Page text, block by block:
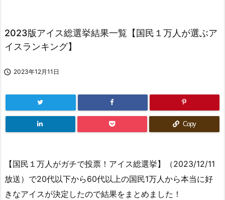
2023版アイス総選挙結果一覧【国民１万人が選ぶア
イスランキング】
 2023年12月11日
Copy
【国民１万人がガチで投票！アイス総選挙】（2023/12/11
放送）で20代以下から60代以上の国民1万人から本当に好
きなアイスが決定したので結果をまとめました！